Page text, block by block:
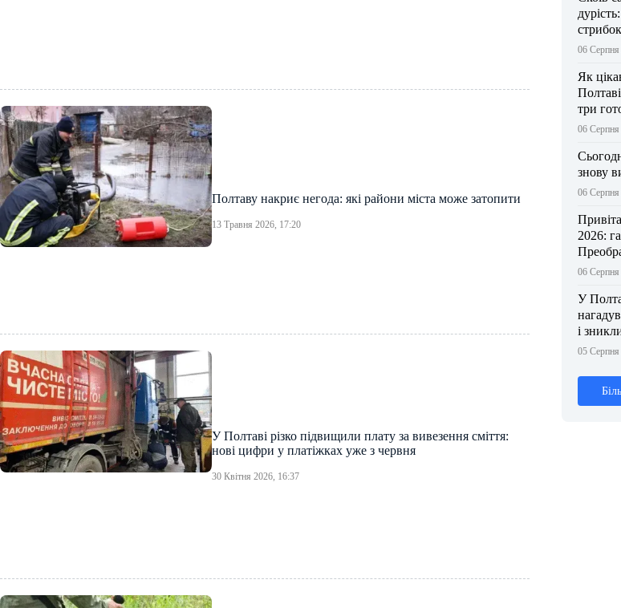
Полтаву накриє негода: які райони міста може затопити
13 Травня 2026, 17:20
У Полтаві різко підвищили плату за вивезення сміття:
нові цифри у платіжках уже з червня
30 Квітня 2026, 16:37
06
Як
три
06
знову
06
2026:
06
У
і
05